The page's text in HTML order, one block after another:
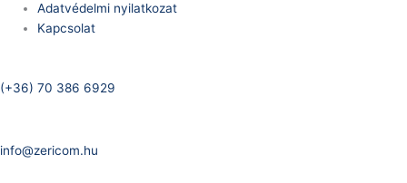
Adatvédelmi nyilatkozat
Kapcsolat
(+36) 70 386 6929
info@zericom.hu